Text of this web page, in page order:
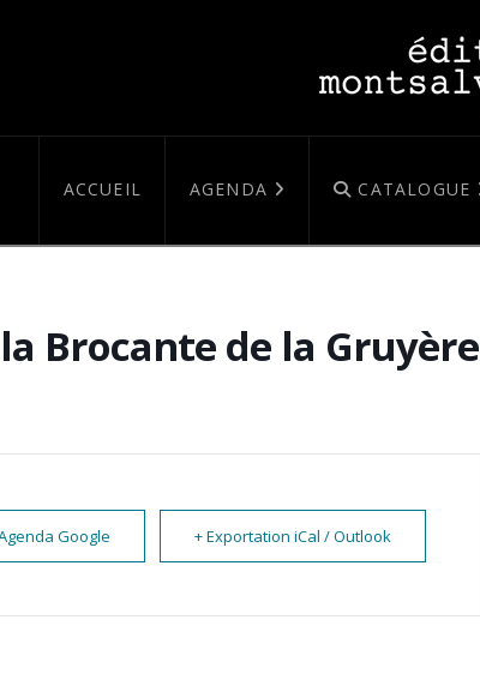
ACCUEIL AGENDA CATALOGUE
Brocante de la Gruyère
Google + Exportation iCal / Outlook